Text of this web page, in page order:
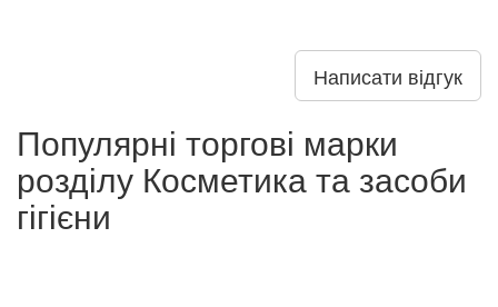
Написати відгук
Популярні торгові марки
розділу Косметика та засоби
гігієни